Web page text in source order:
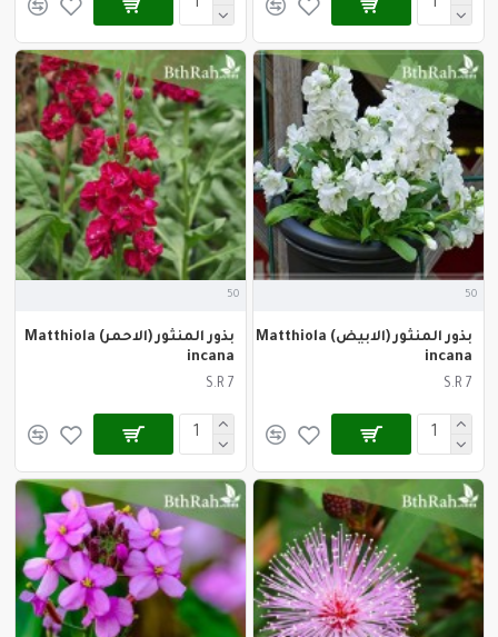
50
بذور المنثور (الابيض) Matthiola
incana
S.R 7
50
بذور المنثور (الاحمر) Matthiola
incana
S.R 7